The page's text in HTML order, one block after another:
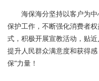
海保海分坚持以客户为
保护工作，不断强化消费者
式，积极开展宣教活动，贴
提升人民群众满意度和获得
保”力量！